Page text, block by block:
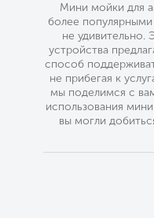
Мини мойки для
более
не удивительно.
устройства
способ
не прибегая к
мы поделимся с
использования
вы могли